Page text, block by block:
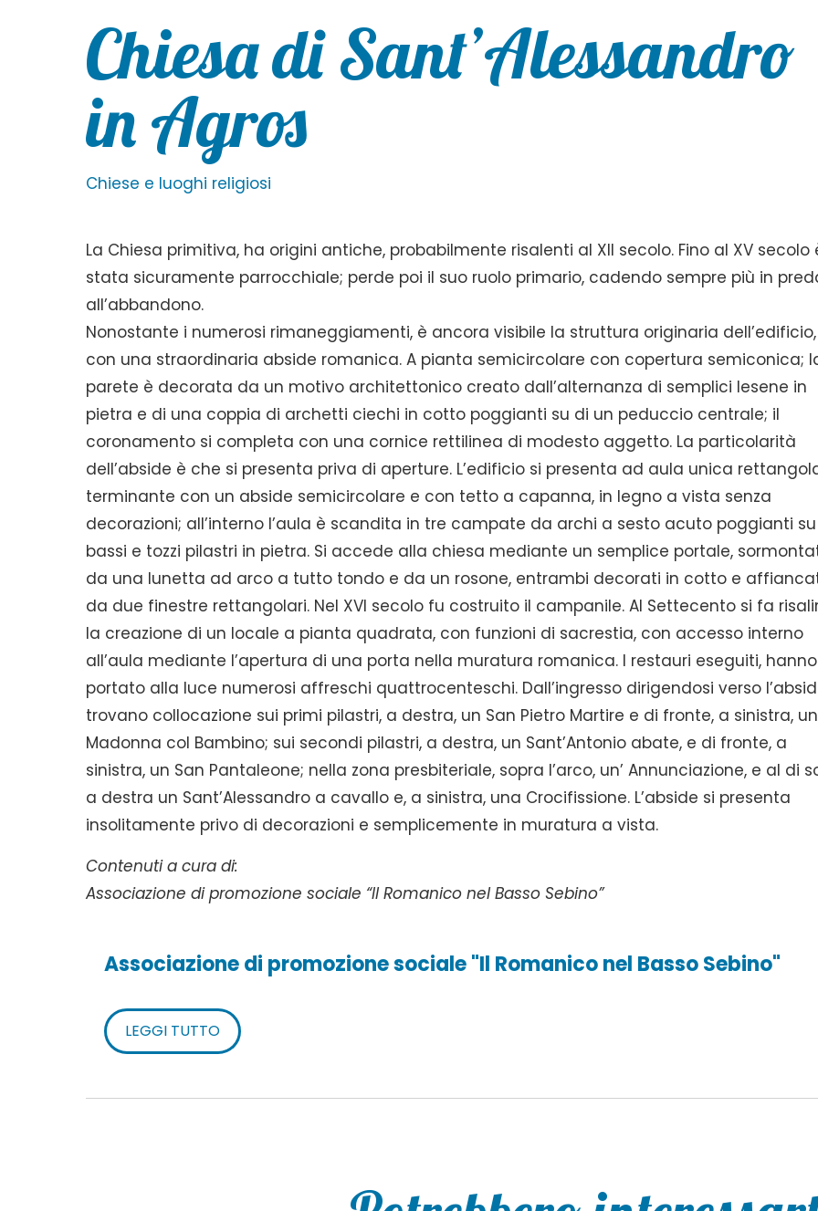
Chiesa di Sant’Alessandro
in Agros
Chiese e luoghi religiosi
La Chiesa primitiva, ha origini antiche, probabilmente risalenti al XII secolo. Fino al XV secolo
stata sicuramente parrocchiale; perde poi il suo ruolo primario, cadendo sempre più in
all’abbandono.
Nonostante i numerosi rimaneggiamenti, è ancora visibile la struttura originaria dell’edificio,
con una straordinaria abside romanica. A pianta semicircolare con copertura semiconica;
parete è decorata da un motivo architettonico creato dall’alternanza di semplici lesene in
pietra e di una coppia di archetti ciechi in cotto poggianti su di un peduccio centrale; il
coronamento si completa con una cornice rettilinea di modesto aggetto. La particolarità
dell’abside è che si presenta priva di aperture. L’edificio si presenta ad aula unica
terminante con un abside semicircolare e con tetto a capanna, in legno a vista senza
decorazioni; all’interno l’aula è scandita in tre campate da archi a sesto acuto poggianti su
bassi e tozzi pilastri in pietra. Si accede alla chiesa mediante un semplice portale,
da una lunetta ad arco a tutto tondo e da un rosone, entrambi decorati in cotto e
da due finestre rettangolari. Nel XVI secolo fu costruito il campanile. Al Settecento si fa
la creazione di un locale a pianta quadrata, con funzioni di sacrestia, con accesso interno
all’aula mediante l’apertura di una porta nella muratura romanica. I restauri eseguiti, hanno
portato alla luce numerosi affreschi quattrocenteschi. Dall’ingresso dirigendosi verso
trovano collocazione sui primi pilastri, a destra, un San Pietro Martire e di fronte, a sinistra,
Madonna col Bambino; sui secondi pilastri, a destra, un Sant’Antonio abate, e di fronte, a
sinistra, un San Pantaleone; nella zona presbiteriale, sopra l’arco, un’ Annunciazione, e al di
a destra un Sant’Alessandro a cavallo e, a sinistra, una Crocifissione. L’abside si presenta
insolitamente privo di decorazioni e semplicemente in muratura a vista.
Contenuti a cura di:
Associazione di promozione sociale “Il Romanico nel Basso Sebino”
Associazione di promozione sociale "Il Romanico nel Basso Sebino"
LEGGI TUTTO